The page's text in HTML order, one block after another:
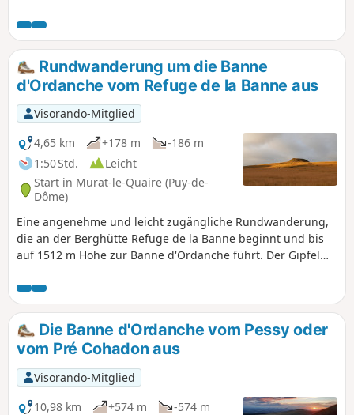
Serpentinen, um schließlich über Treppen zum Gipfel der
Banne zu führen.
Rundwanderung um die Banne
d'Ordanche vom Refuge de la Banne aus
Visorando-Mitglied
4,65 km
+178 m
-186 m
1:50 Std.
Leicht
Start in Murat-le-Quaire (Puy-de-
Dôme)
Eine angenehme und leicht zugängliche Rundwanderung,
die an der Berghütte Refuge de la Banne beginnt und bis
auf 1512 m Höhe zur Banne d'Ordanche führt. Der Gipfel
Cantal bis zu den Hochebenen der Corrèze und den Monts
Dômes reicht.Der Rückweg erfolgt über den Westhang,
vorbei an einem der Ausstellungsorte der
Sommerkunstausstellung Horizons. Es ist möglich, nur die
Hin- und Rückwanderung von der Berghütte zum Gipfel zu
machen (siehe Varianten).
Die Banne d'Ordanche vom Pessy oder
vom Pré Cohadon aus
Visorando-Mitglied
10,98 km
+574 m
-574 m